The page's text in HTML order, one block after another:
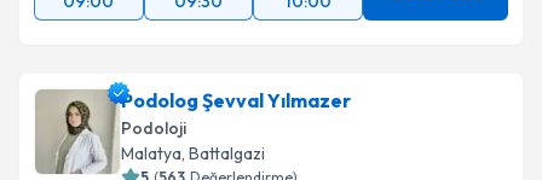
Podolog Şevval Yılmazer
Podoloji
Malatya, Battalgazi